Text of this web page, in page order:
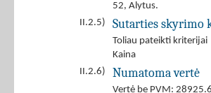
52, Alytus.
II.2.5)
Sutarties skyrimo
Toliau pateikti kriterijai
Kaina
II.2.6)
Numatoma vertė
Vertė be PVM: